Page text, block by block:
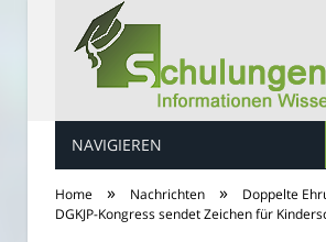
Schulungs
NAVIGIEREN
Home » Nachrichten »
Doppelte
DGKJP-Kongress sendet Zeichen für